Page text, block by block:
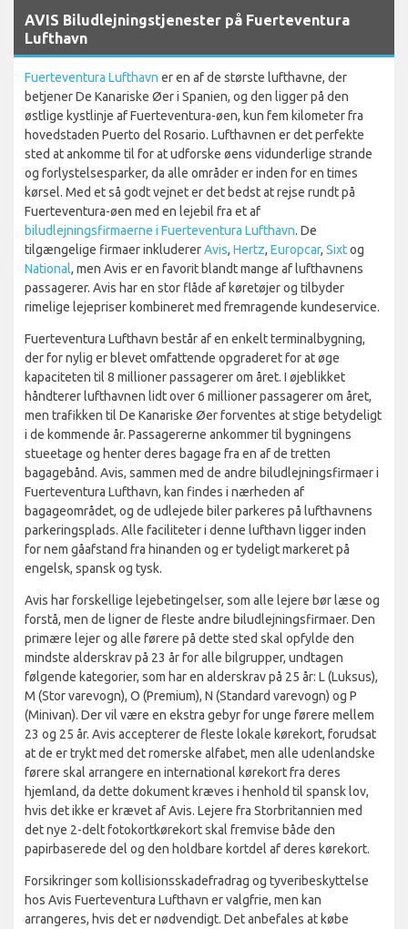
AVIS Biludlejningstjenester på Fuerteventura
Lufthavn
Fuerteventura Lufthavn er en af de største lufthavne, der
betjener De Kanariske Øer i Spanien, og den ligger på den
østlige kystlinje af Fuerteventura-øen, kun fem kilometer fra
hovedstaden Puerto del Rosario. Lufthavnen er det perfekte
sted at ankomme til for at udforske øens vidunderlige strande
og forlystelsesparker, da alle områder er inden for en times
kørsel. Med et så godt vejnet er det bedst at rejse rundt på
Fuerteventura-øen med en lejebil fra et af
biludlejningsfirmaerne i Fuerteventura Lufthavn. De
tilgængelige firmaer inkludererAvis, Hertz, Europcar, Sixtog
National, men Avis er en favorit blandt mange af lufthavnens
passagerer. Avis har en stor flåde af køretøjer og tilbyder
rimelige lejepriser kombineret med fremragende kundeservice.
Fuerteventura Lufthavn består af en enkelt terminalbygning,
der for nylig er blevet omfattende opgraderet for at øge
kapaciteten til 8 millioner passagerer om året. I øjeblikket
håndterer lufthavnen lidt over 6 millioner passagerer om året,
men trafikken til De Kanariske Øer forventes at stige betydeligt
i de kommende år. Passagererne ankommer til bygningens
stueetage og henter deres bagage fra en af de tretten
bagagebånd. Avis, sammen med de andre biludlejningsfirmaer i
Fuerteventura Lufthavn, kan findes i nærheden af
bagageområdet, og de udlejede biler parkeres på lufthavnens
parkeringsplads. Alle faciliteter i denne lufthavn ligger inden
for nem gåafstand fra hinanden og er tydeligt markeret på
engelsk, spansk og tysk.
Avis har forskellige lejebetingelser, som alle lejere bør læse og
forstå, men de ligner de fleste andre biludlejningsfirmaer. Den
primære lejer og alle førere på dette sted skal opfylde den
mindste alderskrav på 23 år for alle bilgrupper, undtagen
følgende kategorier, som har en alderskrav på 25 år: L (Luksus),
M (Stor varevogn), O (Premium), N (Standard varevogn) og P
(Minivan). Der vil være en ekstra gebyr for unge førere mellem
23 og 25 år. Avis accepterer de fleste lokale kørekort, forudsat
at de er trykt med det romerske alfabet, men alle udenlandske
førere skal arrangere en international kørekort fra deres
hjemland, da dette dokument kræves i henhold til spansk lov,
hvis det ikke er krævet af Avis. Lejere fra Storbritannien med
det nye 2-delt fotokortkørekort skal fremvise både den
papirbaserede del og den holdbare kortdel af deres kørekort.
Forsikringer som kollisionsskadefradrag og tyveribeskyttelse
hos Avis Fuerteventura Lufthavn er valgfrie, men kan
arrangeres, hvis det er nødvendigt. Det anbefales at købe